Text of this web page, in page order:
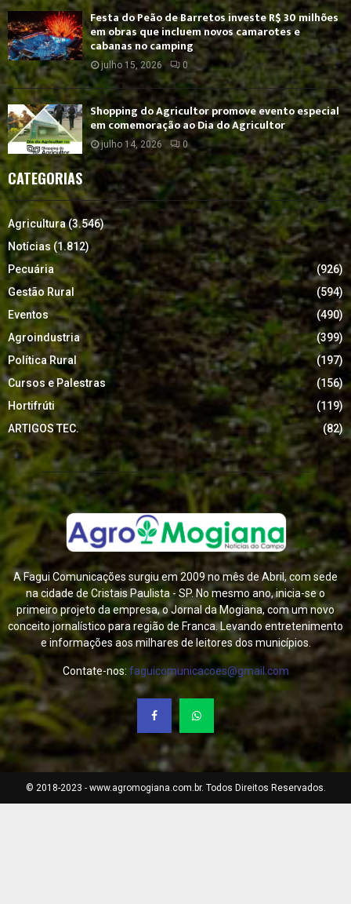
Festa do Peão de Barretos investe R$ 30 milhões
em obras que incluem novos camarotes e
cabanas no camping
julho 15, 2026 0
Shopping do Agricultor promove evento especial
em comemoração ao Dia do Agricultor
julho 14, 2026 0
CATEGORIAS
Agricultura(3.546)
Notícias (1.812)
Pecuária
(926)
Gestão Rural
(594)
Eventos
(490)
Agroindustria
(399)
Política Rural
(197)
Cursos e Palestras
(156)
Hortifrúti
(119)
ARTIGOS TEC.
(82)
A Fagui Comunicações surgiu em 2009 no mês de Abril, com sede
na cidade de Cristais Paulista - SP. No mesmo ano, inicia-se o
primeiro projeto da empresa, o Jornal da Mogiana, com um novo
conceito jornalístico para região de Franca. Levando entretenimento
e informações aos milhares de leitores dos municípios.
Contate-nos: faguicomunicacoes@gmail.com
© 2018-2023 - www.agromogiana.com.br. Todos Direitos Reservados.